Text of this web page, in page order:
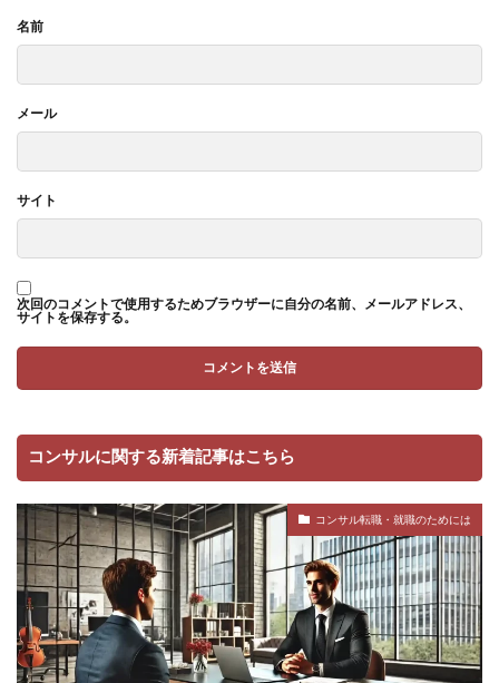
名前
メール
サイト
次回のコメントで使用するためブラウザーに自分の名前、メールアドレス、
サイトを保存する。
コンサルに関する新着記事はこちら
コンサル転職・就職のためには